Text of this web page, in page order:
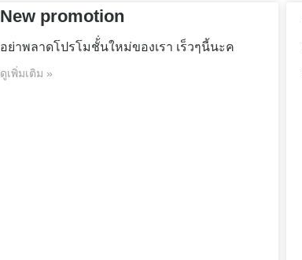
New promotion
อย่าพลาดโปรโมชั้่นใหม่ของเรา เร็วๆนี้นะค
ดูเพิ่มเติม »